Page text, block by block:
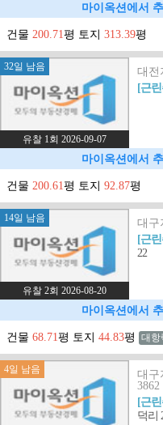
마이옥션에서
건물 200.71평 토지 313.39평
32일 남음
유찰 1회 2026-09-07
대전
[근
마이옥션에서
건물 200.61평 토지 92.87평
14일 남음
유찰 2회 2026-08-20
대구
[근
22
마이옥션에서
건물 68.71평 토지 44.83평 대항
4일 남음
대구
3862
[근
덕리